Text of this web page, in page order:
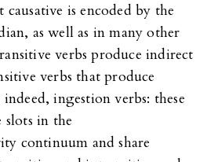
is encoded by the
as well as in many other
verbs produce indirect
verbs that produce
ingestion verbs: these
in the
continuum and share